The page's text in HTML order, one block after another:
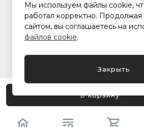
В корзину
Политика
Мы используем файлы cookie,
работал корректно. Продолжая
сайтом, вы соглашаетесь на
файлов cookie.
Закрыть